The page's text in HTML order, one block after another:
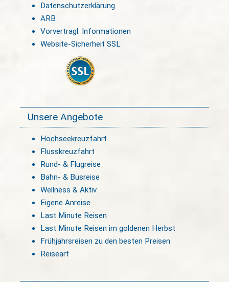
Datenschutzerklärung
ARB
Vorvertragl. Informationen
Website-Sicherheit SSL
Unsere Angebote
Hochseekreuzfahrt
Flusskreuzfahrt
Rund- & Flugreise
Bahn- & Busreise
Wellness & Aktiv
Eigene Anreise
Last Minute Reisen
Last Minute Reisen im goldenen Herbst
Frühjahrsreisen zu den besten Preisen
Reiseart